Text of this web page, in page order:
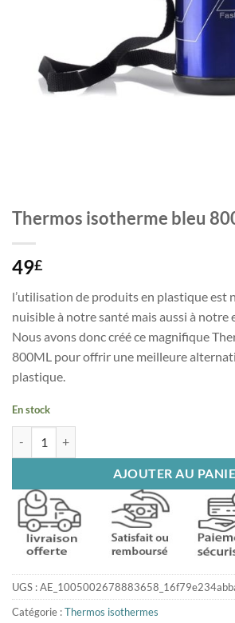
Thermos isotherme bleu
49£
l’utilisation de produits en plastique est
nuisible à notre santé mais aussi à notre
Nous avons donc créé ce magnifique
800ML pour offrir une meilleure
plastique.
En stock
AJOUTER AU
UGS :
Catégorie :Thermos isothermes